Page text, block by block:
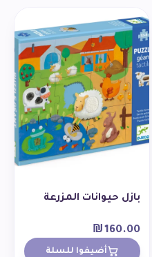
بازل حيوانات المزرعة
₪160.00
أضيفوا للسلة